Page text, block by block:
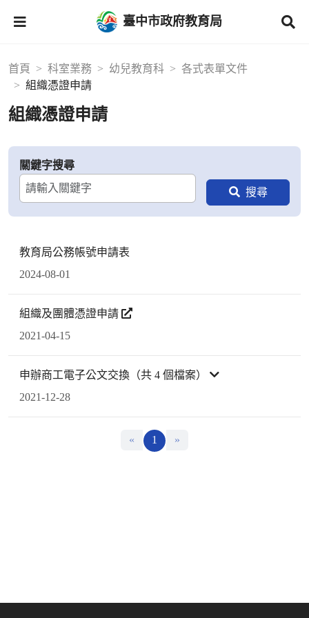
臺中市政府教育局
首頁 科室業務 幼兒教育科
各式表單文件
組織憑證申請
組織憑證申請
關鍵字搜尋
教育局公務帳號申請表
2024-08-01
組織及團體憑證申請
2021-04-15
申辦商工電子公文交換（共 4 個檔案）
2021-12-28
« 1 »